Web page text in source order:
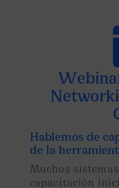
Hablemos de
de la
Muchos
capacitación